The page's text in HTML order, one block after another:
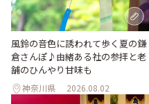
風鈴の音色に誘われて歩く夏の鎌
倉さんぽ♪由緒ある社の参拝と老
舗のひんやり甘味も
神奈川県 2026.08.02